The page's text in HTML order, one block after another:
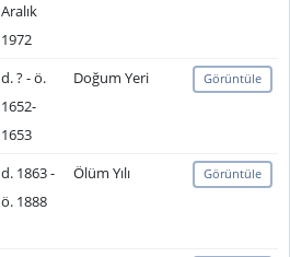
Aralık
1972
d. ? - ö.
1652-
1653
Doğum Yeri Görüntüle
d. 1863 -
ö. 1888
Ölüm Yılı Görüntüle